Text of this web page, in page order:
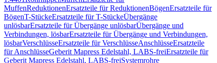
MuffenReduktionenErsatzteile für ReduktionenBögenErsatzteile für
BögenT-StückeErsatzteile für T-StückeÜbergänge
unlösbarErsatzteile für Übergänge unlösbarÜbergänge und
Verbindungen, lösbarErsatzteile für Übergänge und Verbindungen,
lösbarVerschlüsseErsatzteile für VerschlüsseAnschlüsseErsatzteile
für AnschlüsseGeberit Mapress Edelstahl, LABS-freiErsatzteile für
Geberit Mapress Edelstahl, LABS-freiSystemrohre